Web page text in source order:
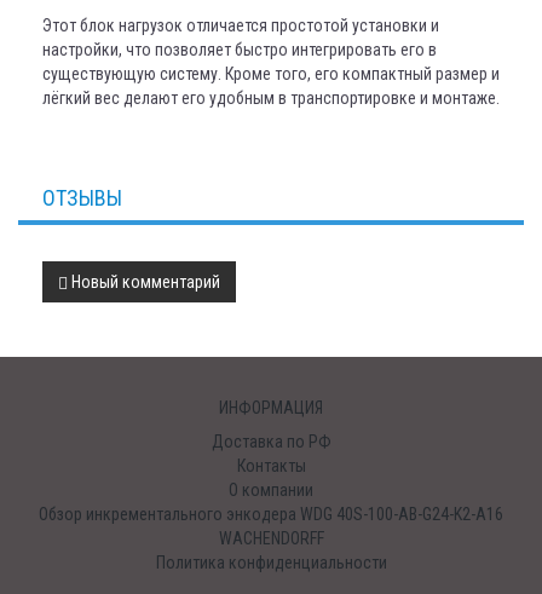
Этот блок нагрузок отличается простотой установки и
настройки, что позволяет быстро интегрировать его в
существующую систему. Кроме того, его компактный размер и
лёгкий вес делают его удобным в транспортировке и монтаже.
ОТЗЫВЫ
Новый комментарий
ИНФОРМАЦИЯ
Доставка по РФ
Контакты
О компании
Обзор инкрементального энкодера WDG 40S-100-AB-G24-K2-A16
WACHENDORFF
Политика конфиденциальности